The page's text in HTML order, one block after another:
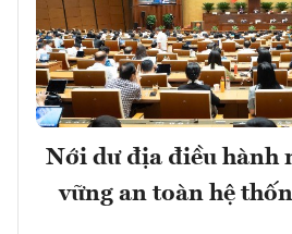
Nới dư địa điều hành
vững an toàn hệ